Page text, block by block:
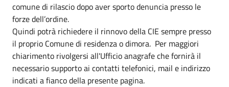
comune di rilascio dopo aver sporto denuncia presso le
forze dell’ordine.
Quindi potrà richiedere il rinnovo della CIE sempre presso
il proprio Comune di residenza o dimora. Per maggiori
chiarimento rivolgersi all'Ufficio anagrafe che fornirà il
necessario supporto ai contatti telefonici, mail e indirizzo
indicati a fianco della presente pagina.